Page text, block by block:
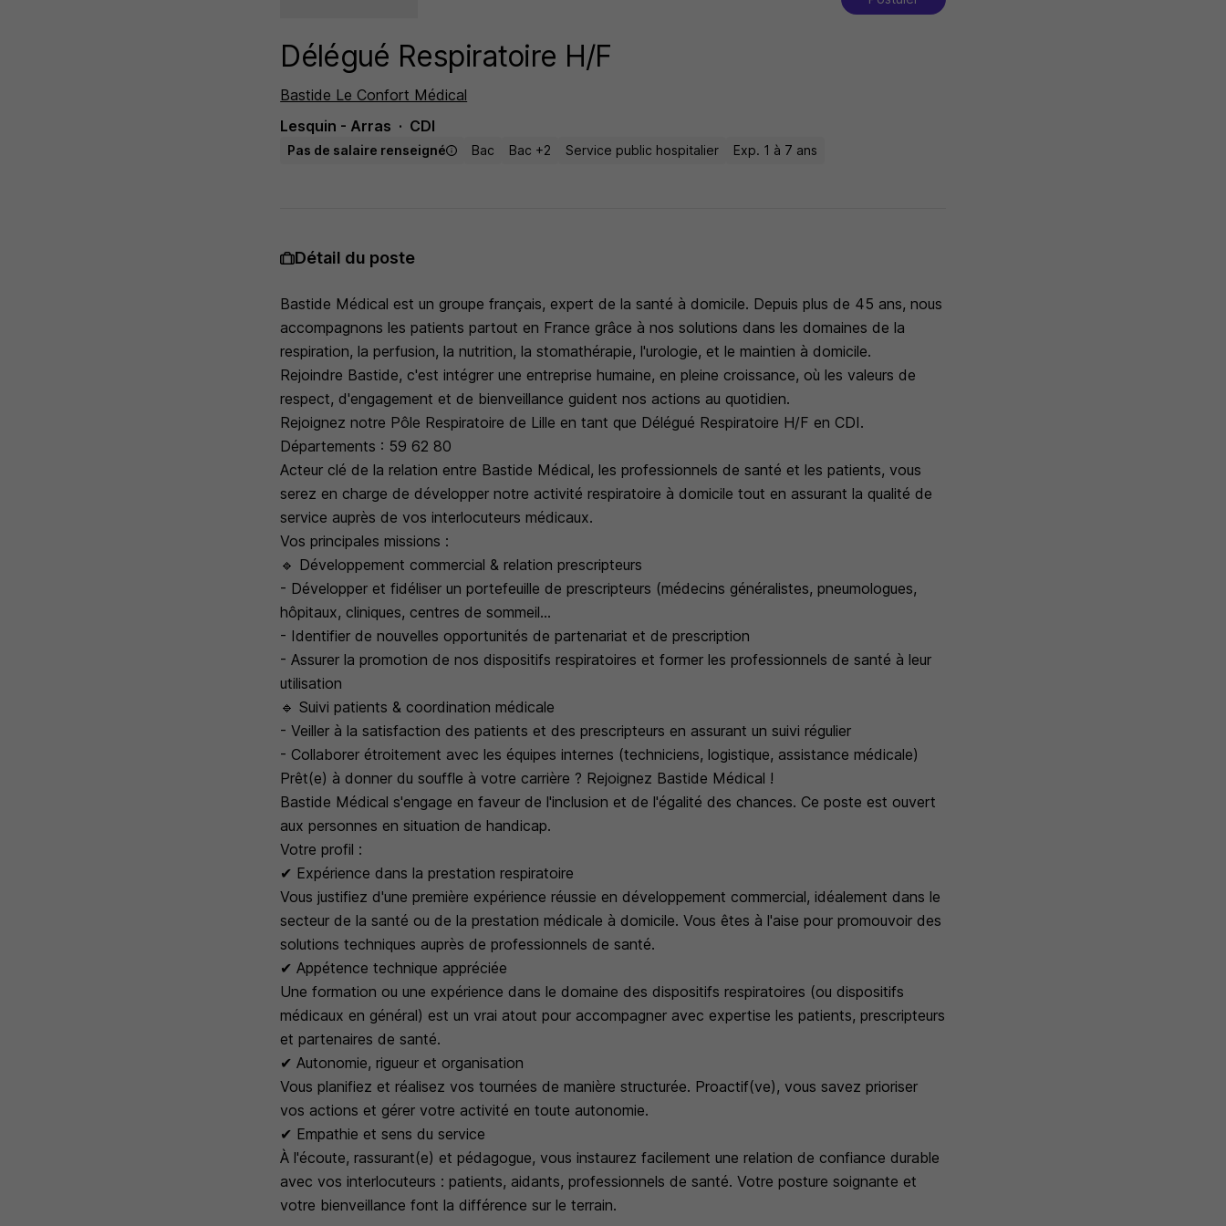
Délégué Respiratoire H/F
Bastide Le Confort Médical
Lesquin - Arras
CDI
Pas de salaire renseigné Bac Bac +2 Service public hospitalier Exp. 1 à 7 ans
Détail du poste
Bastide Médical est un groupe français, expert de la santé à domicile. Depuis plus de 45 ans, nous
accompagnons les patients partout en France grâce à nos solutions dans les domaines de la
respiration, la perfusion, la nutrition, la stomathérapie, l'urologie, et le maintien à domicile.
Rejoindre Bastide, c'est intégrer une entreprise humaine, en pleine croissance, où les valeurs de
respect, d'engagement et de bienveillance guident nos actions au quotidien.
Rejoignez notre Pôle Respiratoire de Lille en tant que Délégué Respiratoire H/F en CDI.
Départements : 59 62 80
Acteur clé de la relation entre Bastide Médical, les professionnels de santé et les patients, vous
serez en charge de développer notre activité respiratoire à domicile tout en assurant la qualité de
service auprès de vos interlocuteurs médicaux.
Vos principales missions :
🔹 Développement commercial & relation prescripteurs
- Développer et fidéliser un portefeuille de prescripteurs (médecins généralistes, pneumologues,
hôpitaux, cliniques, centres de sommeil...
- Identifier de nouvelles opportunités de partenariat et de prescription
- Assurer la promotion de nos dispositifs respiratoires et former les professionnels de santé à leur
utilisation
🔹 Suivi patients & coordination médicale
- Veiller à la satisfaction des patients et des prescripteurs en assurant un suivi régulier
- Collaborer étroitement avec les équipes internes (techniciens, logistique, assistance médicale)
Prêt(e) à donner du souffle à votre carrière ? Rejoignez Bastide Médical !
Bastide Médical s'engage en faveur de l'inclusion et de l'égalité des chances. Ce poste est ouvert
aux personnes en situation de handicap.
Votre profil :
✔ Expérience dans la prestation respiratoire
Vous justifiez d'une première expérience réussie en développement commercial, idéalement dans le
secteur de la santé ou de la prestation médicale à domicile. Vous êtes à l'aise pour promouvoir des
solutions techniques auprès de professionnels de santé.
✔ Appétence technique appréciée
Une formation ou une expérience dans le domaine des dispositifs respiratoires (ou dispositifs
médicaux en général) est un vrai atout pour accompagner avec expertise les patients, prescripteurs
et partenaires de santé.
✔ Autonomie, rigueur et organisation
Vous planifiez et réalisez vos tournées de manière structurée. Proactif(ve), vous savez prioriser
vos actions et gérer votre activité en toute autonomie.
✔ Empathie et sens du service
À l'écoute, rassurant(e) et pédagogue, vous instaurez facilement une relation de confiance durable
avec vos interlocuteurs : patients, aidants, professionnels de santé. Votre posture soignante et
votre bienveillance font la différence sur le terrain.